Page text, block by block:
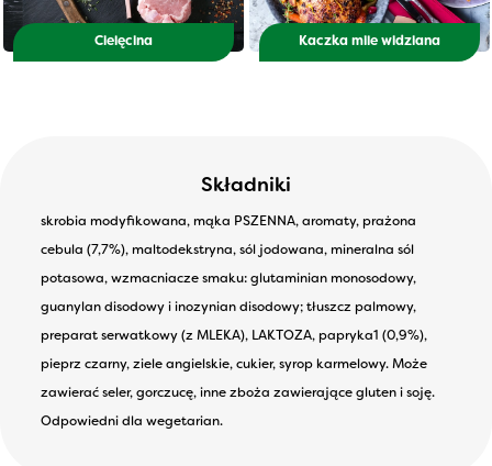
Cielęcina Kaczka mile widziana
Składniki
skrobia modyfikowana, mąka PSZENNA, aromaty, prażona
cebula (7,7%), maltodekstryna, sól jodowana, mineralna sól
potasowa, wzmacniacze smaku: glutaminian monosodowy,
guanylan disodowy i inozynian disodowy; tłuszcz palmowy,
preparat serwatkowy (z MLEKA), LAKTOZA, papryka1 (0,9%),
pieprz czarny, ziele angielskie, cukier, syrop karmelowy. Może
zawierać seler, gorczucę, inne zboża zawierające gluten i soję.
Odpowiedni dla wegetarian.